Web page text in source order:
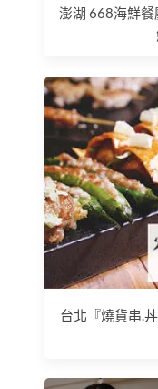
澎湖 668海鮮
台北『燒貨串.